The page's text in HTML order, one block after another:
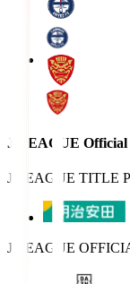
J.LEAGUE Official
J.LEAGUE TITLE
J.LEAGUE